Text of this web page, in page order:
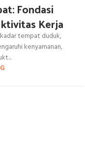
Fondasi
Kerja
tempat duduk,
kenyamanan,